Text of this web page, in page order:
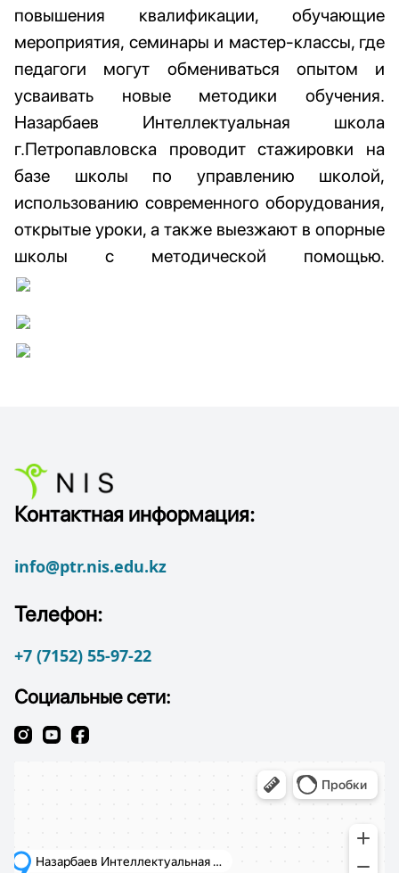
повышения квалификации, обучающие
мероприятия, семинары и мастер-классы, где
педагоги могут обмениваться опытом и
усваивать новые методики обучения.
Назарбаев Интеллектуальная школа
г.Петропавловска проводит стажировки на
базе школы по управлению школой,
использованию современного оборудования,
открытые уроки, а также выезжают в опорные
школы с методической помощью.
Контактная информация:
info@ptr.nis.edu.kz
Телефон:
+7 (7152) 55-97-22
Социальные сети: